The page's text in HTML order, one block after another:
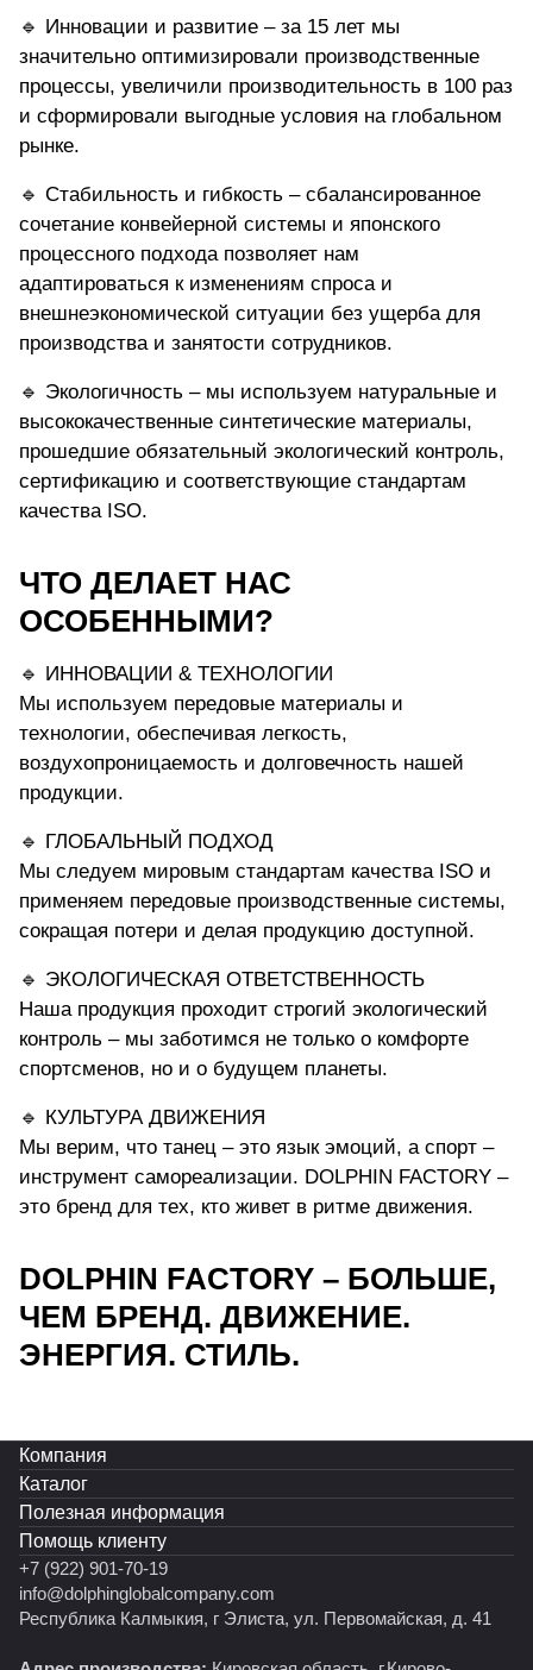
🔹 Инновации и развитие – за 15 лет мы
значительно оптимизировали производственные
процессы, увеличили производительность в 100 раз
и сформировали выгодные условия на глобальном
рынке.
🔹 Стабильность и гибкость – сбалансированное
сочетание конвейерной системы и японского
процессного подхода позволяет нам
адаптироваться к изменениям спроса и
внешнеэкономической ситуации без ущерба для
производства и занятости сотрудников.
🔹 Экологичность – мы используем натуральные и
высококачественные синтетические материалы,
прошедшие обязательный экологический контроль,
сертификацию и соответствующие стандартам
качества ISO.
ЧТО ДЕЛАЕТ НАС
ОСОБЕННЫМИ?
🔹 ИННОВАЦИИ & ТЕХНОЛОГИИ
Мы используем передовые материалы и
технологии, обеспечивая легкость,
воздухопроницаемость и долговечность нашей
продукции.
🔹 ГЛОБАЛЬНЫЙ ПОДХОД
Мы следуем мировым стандартам качества ISO и
применяем передовые производственные системы,
сокращая потери и делая продукцию доступной.
🔹 ЭКОЛОГИЧЕСКАЯ ОТВЕТСТВЕННОСТЬ
Наша продукция проходит строгий экологический
контроль – мы заботимся не только о комфорте
спортсменов, но и о будущем планеты.
🔹 КУЛЬТУРА ДВИЖЕНИЯ
Мы верим, что танец – это язык эмоций, а спорт –
инструмент самореализации. DOLPHIN FACTORY –
это бренд для тех, кто живет в ритме движения.
DOLPHIN FACTORY – БОЛЬШЕ,
ЧЕМ БРЕНД. ДВИЖЕНИЕ.
ЭНЕРГИЯ. СТИЛЬ.
Компания
Каталог
Полезная информация
Помощь клиенту
+7 (922) 901-70-19
info@dolphinglobalcompany.com
Республика Калмыкия, г Элиста, ул. Первомайская, д. 41